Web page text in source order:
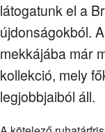
látogatunk el a
újdonságokból.
mekkájába már
kollekció, mely
legjobbjaiból áll.